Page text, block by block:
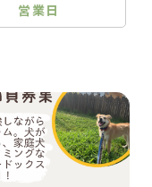
営業日